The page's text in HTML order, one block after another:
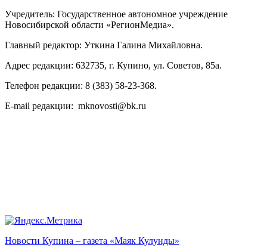
Учредитель: Государственное автономное учреждение
Новосибирской области «РегионМедиа».
Главный редактор: Уткина Галина Михайловна.
Адрес редакции: 632735, г. Купино, ул. Советов, 85а.
Телефон редакции: 8 (383) 58-23-368.
E-mail редакции: mknovosti@bk.ru
Новости Купина – газета «Маяк Кулунды»